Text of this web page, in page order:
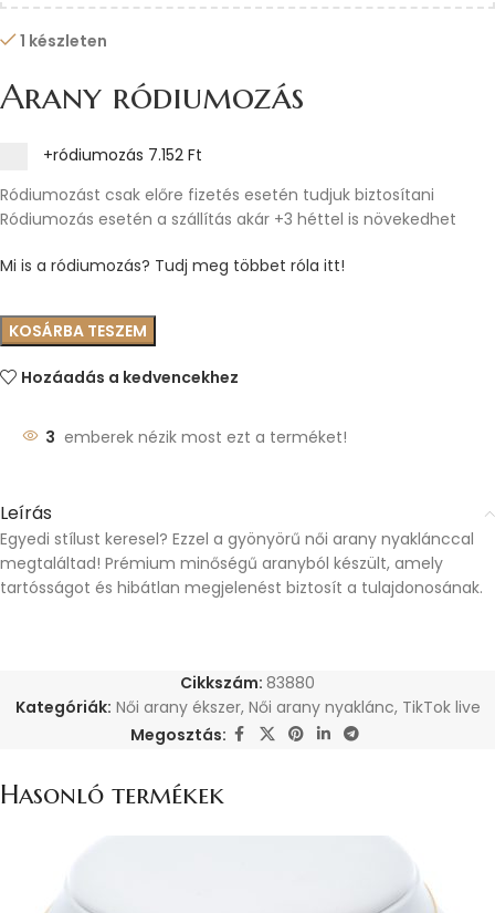
1 készleten
Arany ródiumozás
+ródiumozás 7.152 Ft
Ródiumozást csak előre fizetés esetén tudjuk biztosítani
Ródiumozás esetén a szállítás akár +3 héttel is növekedhet
Mi is a ródiumozás? Tudj meg többet róla itt!
KOSÁRBA TESZEM
Hozáadás a kedvencekhez
3 emberek nézik most ezt a terméket!
Leírás
Egyedi stílust keresel? Ezzel a gyönyörű női arany nyaklánccal
megtaláltad! Prémium minőségű aranyból készült, amely
tartósságot és hibátlan megjelenést biztosít a tulajdonosának.
Cikkszám: 83880
Kategóriák: Női arany ékszer, Női arany nyaklánc, TikTok live
Megosztás:
Hasonló termékek